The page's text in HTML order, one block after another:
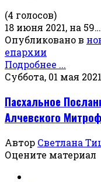
(4 голосов)
18 июня 2021, на 59…
Опубликовано в
епархии
Подробнее ...
Суббота, 01 мая
Пасхальное
Алчевского
Автор Светлана
Оцените материал